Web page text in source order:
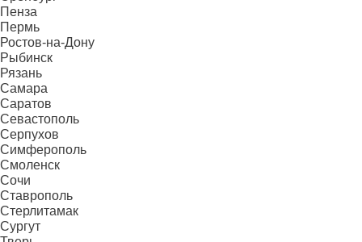
Пенза
Пермь
Ростов-на-Дону
Рыбинск
Рязань
Самара
Саратов
Севастополь
Серпухов
Симферополь
Смоленск
Сочи
Ставрополь
Стерлитамак
Сургут